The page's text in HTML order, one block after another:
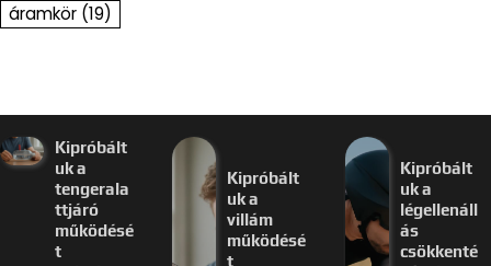
áramkör (19)
Kipróbált
uk a
tengerala
ttjáró
működésé
t
Kipróbált
uk a
villám
működésé
t
Kipróbált
uk a
légellenáll
ás
csökkenté